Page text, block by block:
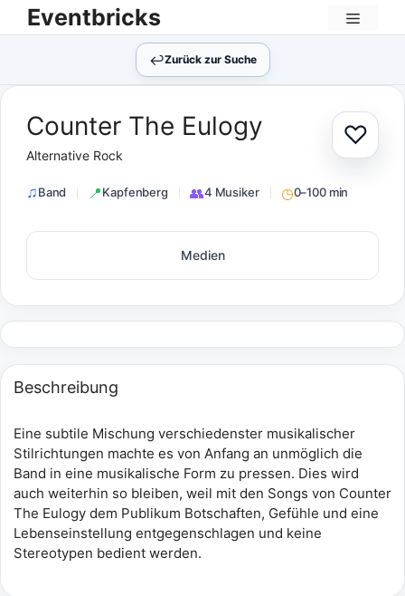
Zum
Inhalt
Eventbricks
Menü
↩︎Zurück zur Suche
♡Zur
Counter The Eulogy
Alternative Rock
Band Kapfenberg 4 Musiker 0–100 min
Medien
Beschreibung
Eine subtile Mischung verschiedenster musikalischer
Stilrichtungen machte es von Anfang an unmöglich die
Band in eine musikalische Form zu pressen. Dies wird
auch weiterhin so bleiben, weil mit den Songs von Counter
The Eulogy dem Publikum Botschaften, Gefühle und eine
Lebenseinstellung entgegenschlagen und keine
Stereotypen bedient werden.